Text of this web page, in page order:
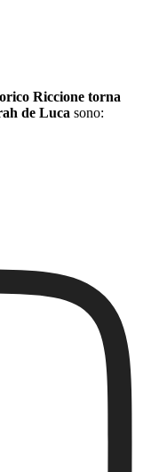
Riccione torna
de Luca sono: